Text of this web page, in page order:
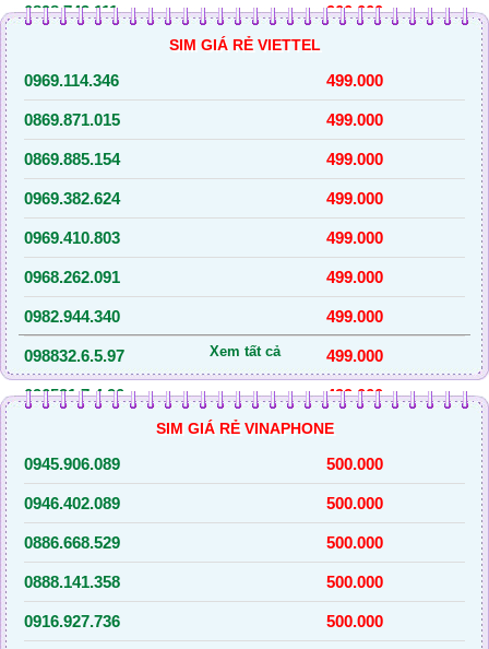
0898.743.111 900.000
0936.784.555 5.000.000
SIM GIÁ RẺ VIETTEL
0969.114.346 499.000
0869.871.015 499.000
0869.885.154 499.000
0969.382.624 499.000
0969.410.803 499.000
0968.262.091 499.000
0982.944.340 499.000
098832.6.5.97 499.000
096531.7.4.90 499.000
499.000
086843.2.5.21 499.000
096701.6.6.17 499.000
098335.1.8.14 499.000
096749.1.7.14 499.000
0982.842.144 499.000
Xem tất cả
SIM GIÁ RẺ VINAPHONE
0945.906.089 500.000
0946.402.089 500.000
0886.668.529 500.000
0888.141.358 500.000
0916.927.736 500.000